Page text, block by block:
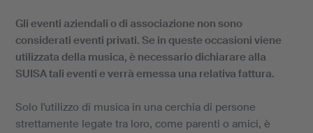
Gli eventi aziendali o di associazione non sono
considerati eventi privati. Se in queste occasioni viene
utilizzata della musica, è necessario dichiarare alla
SUISA tali eventi e verrà emessa una relativa fattura.
Solo l'utilizzo di musica in una cerchia di persone
strettamente legate tra loro, come parenti o amici, è